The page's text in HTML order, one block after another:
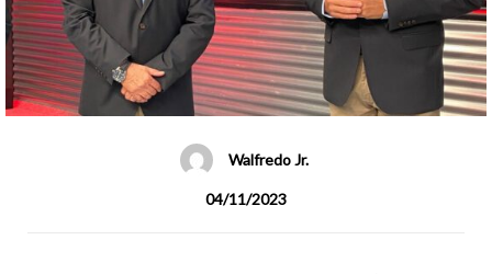
Walfredo Jr.
04/11/2023